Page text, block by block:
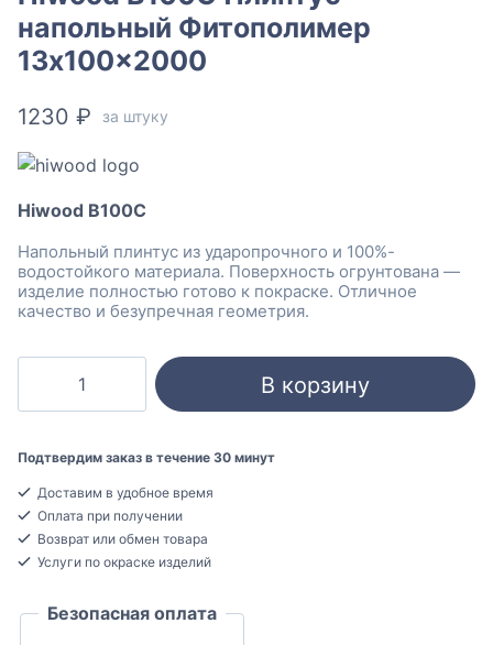
напольный Фитополимер
13x100x2000
1230 ₽ за штуку
Hiwood B100C
Напольный плинтус из ударопрочного и 100%-
водостойкого материала. Поверхность огрунтована —
изделие полностью готово к покраске. Отличное
качество и безупречная геометрия.
B100C
напольный
Фитополимер
13x100x2000
В корзину
Подтвердим заказ в течение 30 минут
Доставим в удобное время
Оплата при получении
Возврат или обмен товара
Услуги по окраске изделий
Безопасная оплата